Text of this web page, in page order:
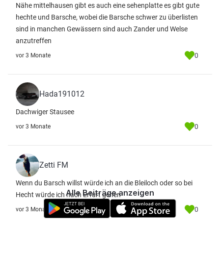
Nähe mittelhausen gibt es auch eine sehenplatte es gibt gute
hechte und Barsche, wobei die Barsche schwer zu überlisten
sind in manchen Gewässern sind auch Zander und Welse
anzutreffen
vor 3 Monate 0
Hada191012
Dachwiger Stausee
vor 3 Monate 0
Zetti FM
Wenn du Barsch willst würde ich an die Bleiloch oder so bei
Hecht würde ich nach Erfurt gehen
vor 3 Monate 0
Alle Beiträge anzeigen